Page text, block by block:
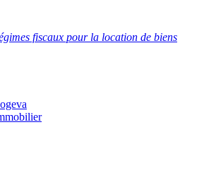
fiscaux pour la location de biens